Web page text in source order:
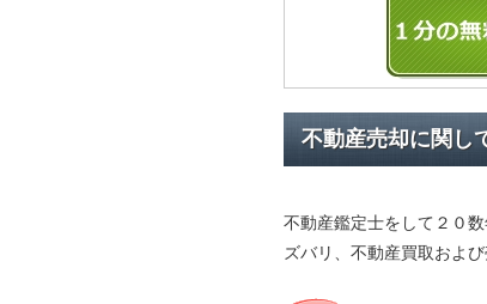
不動産売却に関し
不動産鑑定士をして２０
ズバリ、不動産買取およ